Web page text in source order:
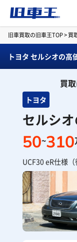
旧車買取の旧車王TOP>買
トヨタ セルシオの高
買
トヨタ
セルシ
50~310
UCF30 eR仕様